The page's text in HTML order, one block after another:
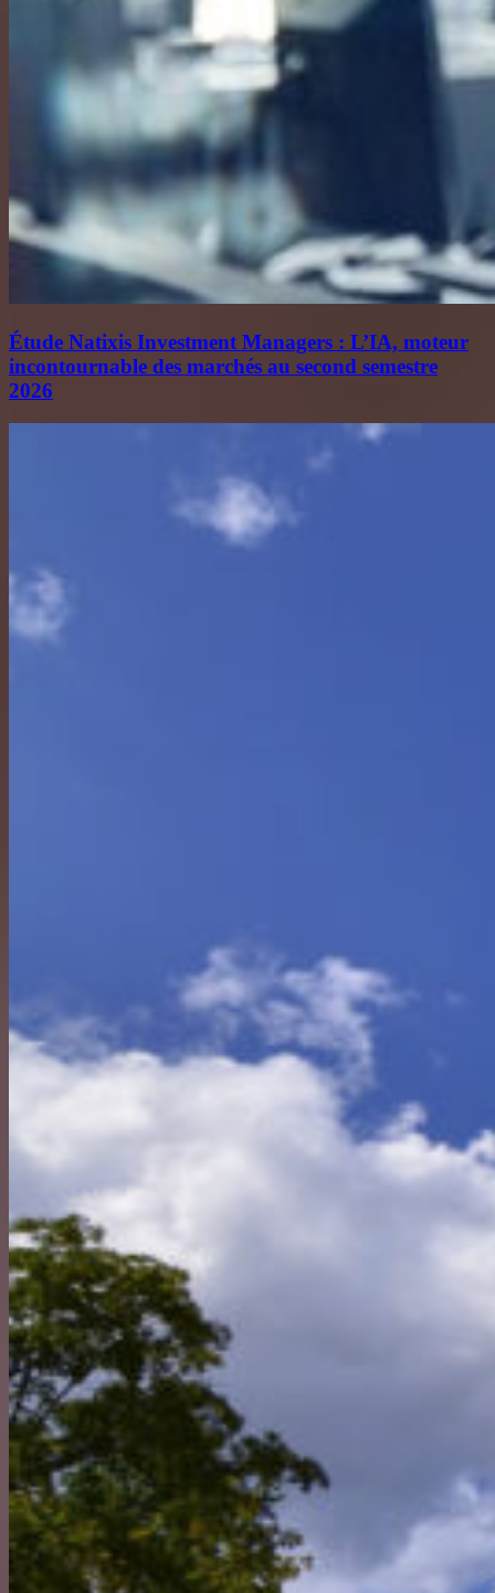
Étude Natixis Investment Managers : L’IA, moteur
incontournable des marchés au second semestre
2026